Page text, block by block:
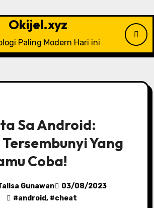
Okijel.xyz
Paling Modern Hari ini
Sa Android:
Yang
Coba!
Gunawan
03/08/2023
#android, #cheat